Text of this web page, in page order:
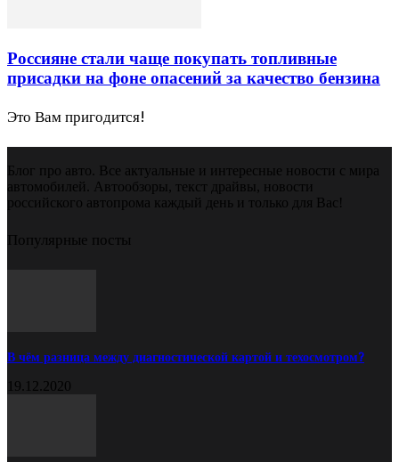
Россияне стали чаще покупать топливные
присадки на фоне опасений за качество бензина
Это Вам пригодится!
Блог про авто. Все актуальные и интересные новости с мира
автомобилей. Автообзоры, текст драйвы, новости
российского автопрома каждый день и только для Вас!
Популярные посты
В чём разница между диагностической картой и техосмотром?
19.12.2020